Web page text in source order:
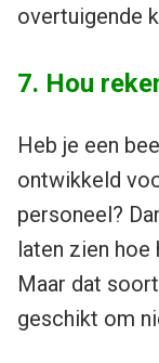
overtuigende
7. Hou
Heb je een
ontwikkeld
personeel?
laten zien
Maar dat
geschikt om